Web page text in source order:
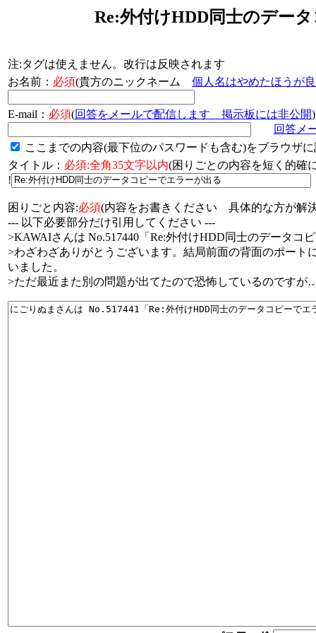
Re:外付けHDD同士のデー
注:タグは使えません。改行は反映されます
お名前： 必須(貴方のニックネーム 個人名はやめたほうが
E-mail： 必須(回答をメールで配信します 掲示板には非公開)
回答メ
ここまでの内容(最下位のパスワードも含む)をブラウザ
タイトル： 必須:全角35文字以内(困りごとの内容を短く的
!
困りごと内容:必須(内容をお書きください 具体的な方が解
--- 以下必要部分だけ引用してください ---
>KAWAIさんは No.517440「Re:外付けHDD同士のデータコ
>わざわざありがとうございます。結局前面の背面のポー
いました。
>ただ最近また別の問題が出てたので恐怖しているのです